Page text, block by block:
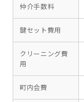
仲介手数料
鍵セット費用
クリーニング費
用
町内会費